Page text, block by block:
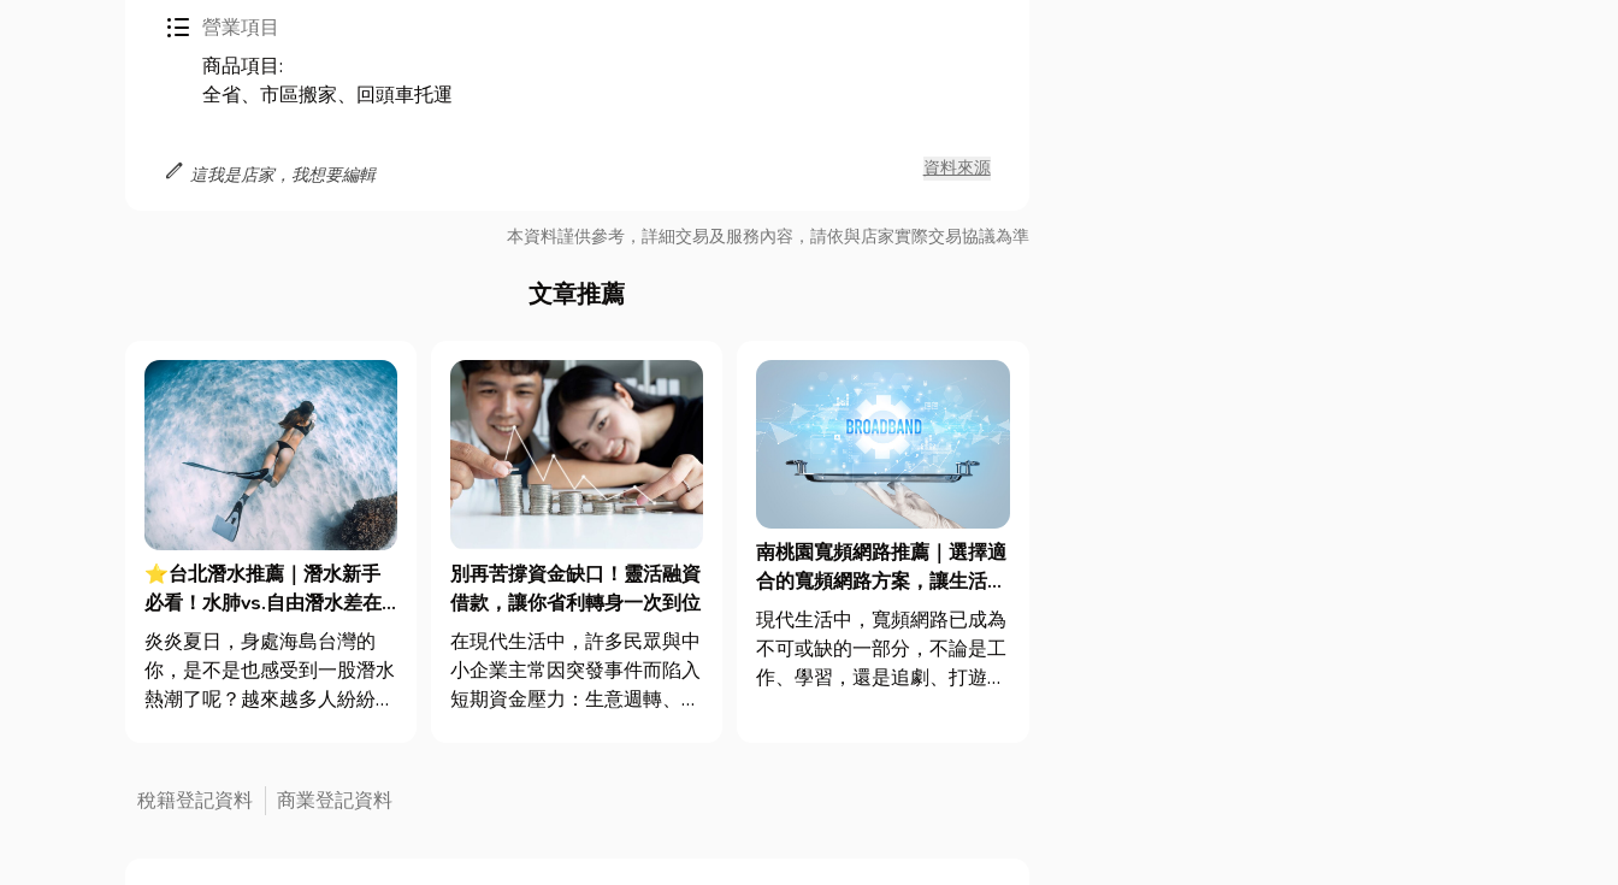
format_list_bulleted 營業項目
商品項目:
全省、市區搬家、回頭車托運
edit 這我是店家，我想要編輯 資料來源
本資料謹供參考，詳細交易及服務內容，請依與店家實際交易協議為準
文章推薦
⭐台北潛水推薦｜潛水新手
必看！水肺vs.自由潛水差在
哪？裝備、安全一次搞懂！
炎炎夏日，身處海島台灣的
你，是不是也感受到一股潛水
熱潮了呢？越來越多人紛紛投
擇，你是否好奇：水肺潛水和
自由潛水究竟有什麼不同？
別再苦撐資金缺口！靈活融資
借款，讓你省利轉身一次到位
在現代生活中，許多民眾與中
小企業主常因突發事件而陷入
短期資金壓力：生意週轉、家
南桃園寬頻網路推薦｜選擇適
合的寬頻網路方案，讓生活更
暢快！
現代生活中，寬頻網路已成為
不可或缺的一部分，不論是工
作、學習，還是追劇、打遊
稅籍登記資料 商業登記資料